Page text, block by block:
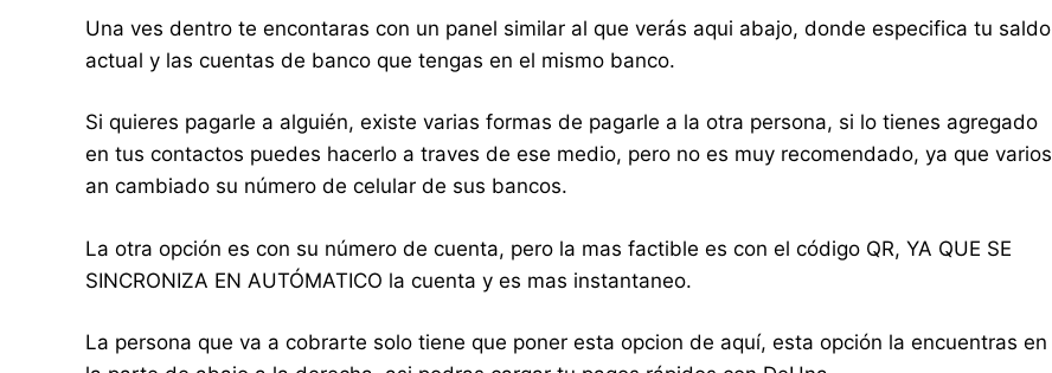
Una ves dentro te encontaras con un panel similar al que verás aqui abajo, donde especifica tu saldo
actual y las cuentas de banco que tengas en el mismo banco.
Si quieres pagarle a alguién, existe varias formas de pagarle a la otra persona, si lo tienes agregado
en tus contactos puedes hacerlo a traves de ese medio, pero no es muy recomendado, ya que varios
an cambiado su número de celular de sus bancos.
La otra opción es con su número de cuenta, pero la mas factible es con el código QR, YA QUE SE
SINCRONIZA EN AUTÓMATICO la cuenta y es mas instantaneo.
La persona que va a cobrarte solo tiene que poner esta opcion de aquí, esta opción la encuentras en